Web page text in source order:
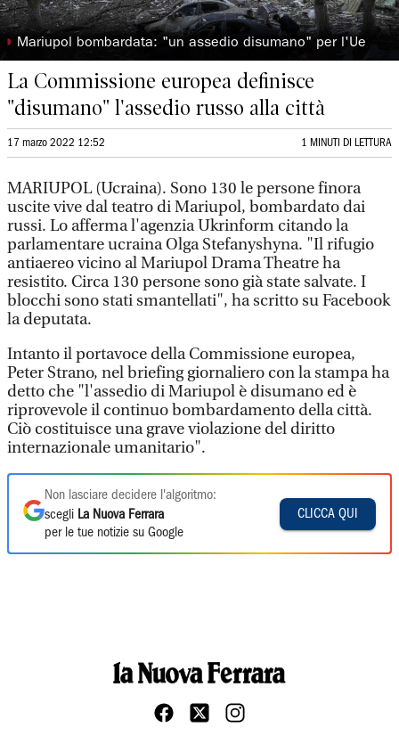
◗ Mariupol bombardata: "un assedio disumano" per l'Ue
La Commissione europea definisce
"disumano" l'assedio russo alla città
17 marzo 2022 12:52 1 MINUTI DI LETTURA
MARIUPOL (Ucraina). Sono 130 le persone finora
uscite vive dal teatro di Mariupol, bombardato dai
russi. Lo afferma l'agenzia Ukrinform citando la
parlamentare ucraina Olga Stefanyshyna. "Il rifugio
antiaereo vicino al Mariupol Drama Theatre ha
resistito. Circa 130 persone sono già state salvate. I
blocchi sono stati smantellati", ha scritto su Facebook
la deputata.
Intanto il portavoce della Commissione europea,
Peter Strano, nel briefing giornaliero con la stampa ha
detto che "l'assedio di Mariupol è disumano ed è
riprovevole il continuo bombardamento della città.
Ciò costituisce una grave violazione del diritto
internazionale umanitario".
Non lasciare decidere l'algoritmo:
scegli La Nuova Ferrara
per le tue notizie su Google
CLICCA QUI